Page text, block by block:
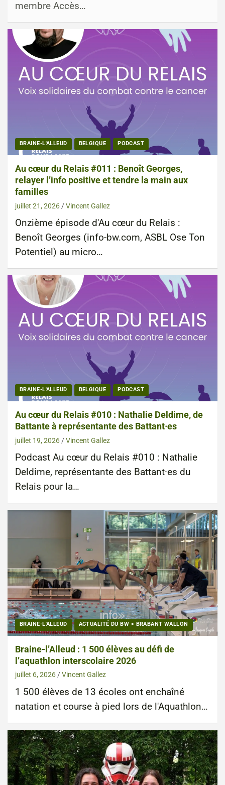
membre Accès…
BRAINE-L'ALLEUD BELGIQUE PODCAST
Au cœur du Relais #011 : Benoît Georges,
relayer l’info positive et tendre la main aux
familles
juillet 21, 2026 Vincent Gallez
Onzième épisode d'Au cœur du Relais :
Benoît Georges (info-bw.com, ASBL Ose Ton
Potentiel) au micro…
BRAINE-L'ALLEUD BELGIQUE PODCAST
Au cœur du Relais #010 : Nathalie Deldime, de
Battante à représentante des Battant·es
juillet 19, 2026 Vincent Gallez
Podcast Au cœur du Relais #010 : Nathalie
Deldime, représentante des Battant·es du
Relais pour la…
BRAINE-L'ALLEUD ACTUALITÉ DU BW > BRABANT WALLON
Braine-l’Alleud : 1 500 élèves au défi de
l’aquathlon interscolaire 2026
juillet 6, 2026 Vincent Gallez
1 500 élèves de 13 écoles ont enchaîné
natation et course à pied lors de l'Aquathlon…